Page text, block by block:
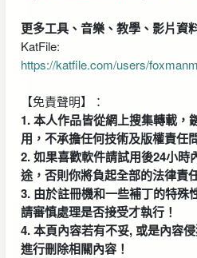
更多工具、音樂、教學、影片資
KatFile:
https://katfile.com/users/
【免責聲明】：
1. 本人作品皆從網上搜集轉載，
用，不承擔任何技術及版權責任
2. 如果喜歡軟件請試用後24小時
途，否則你將負起全部的法律責
3. 由於註冊機和一些補丁的特殊
請審慎處理是否接受才執行！
4. 本頁內容若有不妥, 或是內容
進行刪除相關內容！